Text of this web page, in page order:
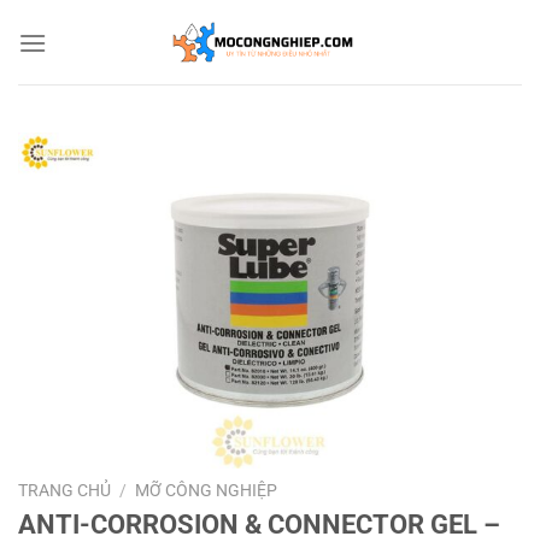
qua
TRANG CHỦ / MỠ CÔNG NGHIỆP
ANTI-CORROSION & CONNECTOR GEL –